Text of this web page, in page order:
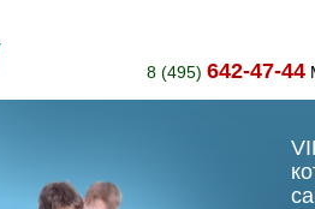
8 (495) 642-47-44